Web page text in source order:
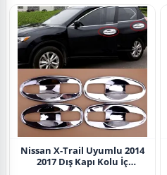
Nissan X-Trail Uyumlu 2014
2017 Dış Kapı Kolu İç